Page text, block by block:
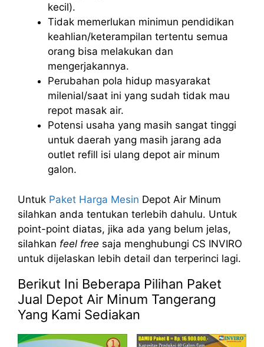
kecil).
Tidak memerlukan minimun pendidikan
keahlian/keterampilan tertentu semua
orang bisa melakukan dan
mengerjakannya.
Perubahan pola hidup masyarakat
milenial/saat ini yang sudah tidak mau
repot masak air.
Potensi usaha yang masih sangat tinggi
untuk daerah yang masih jarang ada
outlet refill isi ulang depot air minum
galon.
Untuk Paket Harga Mesin Depot Air Minum
silahkan anda tentukan terlebih dahulu. Untuk
point-point diatas, jika ada yang belum jelas,
silahkan feel free saja menghubungi CS INVIRO
untuk dijelaskan lebih detail dan terperinci lagi.
Berikut Ini Beberapa Pilihan Paket
Jual Depot Air Minum Tangerang
Yang Kami Sediakan